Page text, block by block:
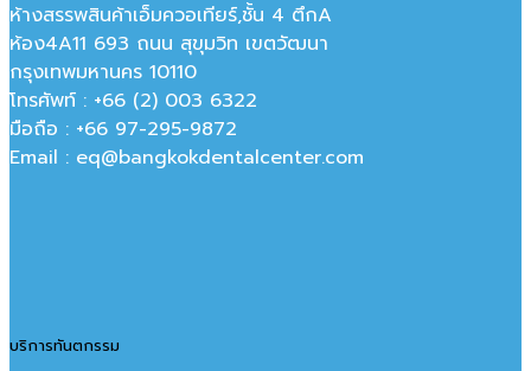
ห้างสรรพสินค้าเอ็มควอเทียร์,ชั้น 4 ตึกA
ห้อง4A11 693 ถนน สุขุมวิท เขตวัฒนา
กรุงเทพมหานคร‎ 10110
โทรศัพท์ : +66 (2) 003 6322
มือถือ : +66 97-295-9872
Email : eq@bangkokdentalcenter.com
บริการทันตกรรม